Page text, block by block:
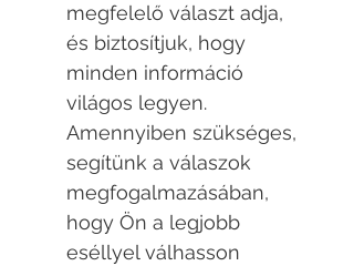
megfelelő választ adja,
és biztosítjuk, hogy
minden információ
világos legyen.
Amennyiben szükséges,
segítünk a válaszok
megfogalmazásában,
hogy Ön a legjobb
eséllyel válhasson